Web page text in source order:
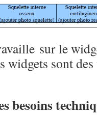
sur le
widgets sont
besoins